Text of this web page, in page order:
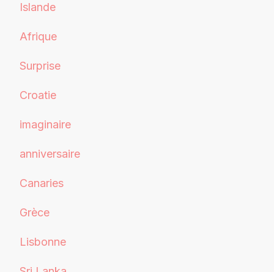
Islande
Afrique
Surprise
Croatie
imaginaire
anniversaire
Canaries
Grèce
Lisbonne